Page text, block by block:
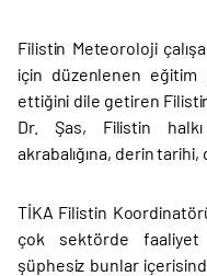
Filistin Meteoroloji
için düzenlenen eğitim
ettiğini dile getiren Filistin
Dr. Şas, Filistin
akrabalığına, derin
TİKA Filistin
çok sektörde
şüphesiz bunlar